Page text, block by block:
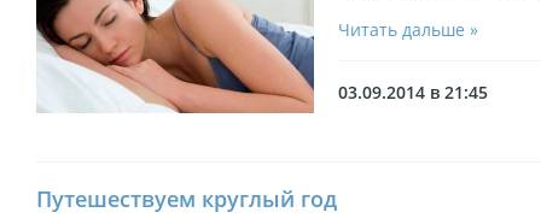
Читать дальше »
03.09.2014 в 21:45
Путешествуем круглый год